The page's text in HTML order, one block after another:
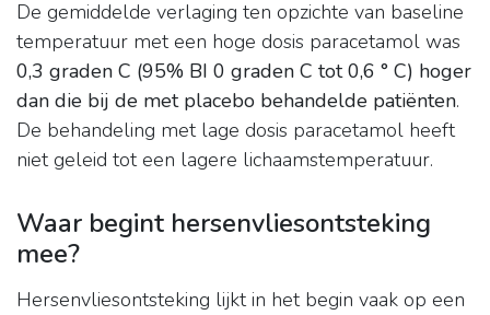
De gemiddelde verlaging ten opzichte van baseline
temperatuur met een hoge dosis paracetamol was
0,3 graden C (95% BI 0 graden C tot 0,6 ° C) hoger
dan die bij de met placebo behandelde patiënten.
De behandeling met lage dosis paracetamol heeft
niet geleid tot een lagere lichaamstemperatuur.
Waar begint hersenvliesontsteking
mee?
Hersenvliesontsteking lijkt in het begin vaak op een